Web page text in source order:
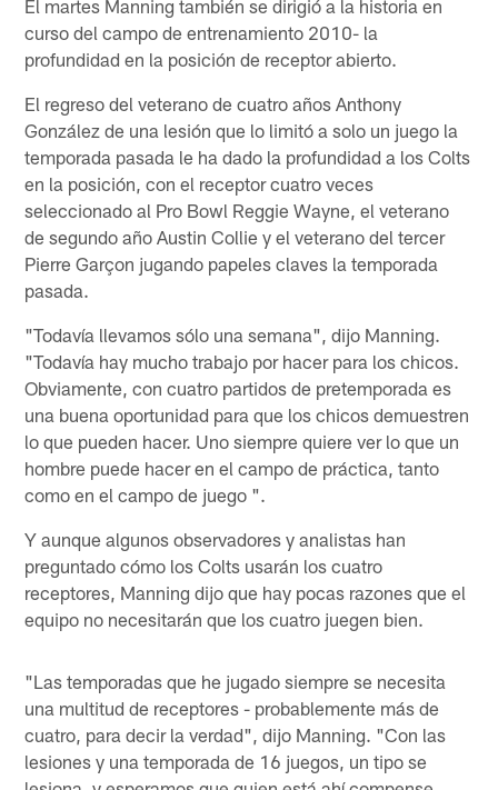
El martes Manning también se dirigió a la historia en
curso del campo de entrenamiento 2010- la
profundidad en la posición de receptor abierto.
El regreso del veterano de cuatro años Anthony
González de una lesión que lo limitó a solo un juego la
temporada pasada le ha dado la profundidad a los Colts
en la posición, con el receptor cuatro veces
seleccionado al Pro Bowl Reggie Wayne, el veterano
de segundo año Austin Collie y el veterano del tercer
Pierre Garçon jugando papeles claves la temporada
pasada.
"Todavía llevamos sólo una semana", dijo Manning.
"Todavía hay mucho trabajo por hacer para los chicos.
Obviamente, con cuatro partidos de pretemporada es
una buena oportunidad para que los chicos demuestren
lo que pueden hacer. Uno siempre quiere ver lo que un
hombre puede hacer en el campo de práctica, tanto
como en el campo de juego ".
Y aunque algunos observadores y analistas han
preguntado cómo los Colts usarán los cuatro
receptores, Manning dijo que hay pocas razones que el
equipo no necesitarán que los cuatro juegen bien.
"Las temporadas que he jugado siempre se necesita
una multitud de receptores - probablemente más de
cuatro, para decir la verdad", dijo Manning. "Con las
lesiones y una temporada de 16 juegos, un tipo se